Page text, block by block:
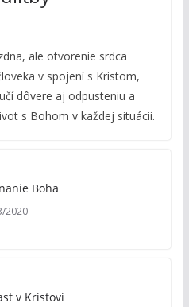
ale otvorenie srdca
v spojení s Kristom,
dôvere aj odpusteniu a
s Bohom v každej situácii.
Boha
2020
v Kristovi